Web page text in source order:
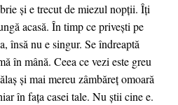
şi e trecut de miezul nopții. Îți
acasă. În timp ce privești pe
însă nu e singur. Se îndreaptă
în mână. Ceea ce vezi este greu
și mai mereu zâmbăreț omoară
în fața casei tale. Nu știi cine e.